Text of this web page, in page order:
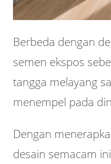
Berbeda dengan
semen ekspos
tangga melayang
menempel pada
Dengan
desain semacam